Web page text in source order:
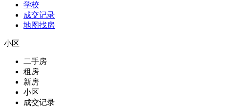
学校
成交记录
地图找房
小区
二手房
租房
新房
小区
成交记录